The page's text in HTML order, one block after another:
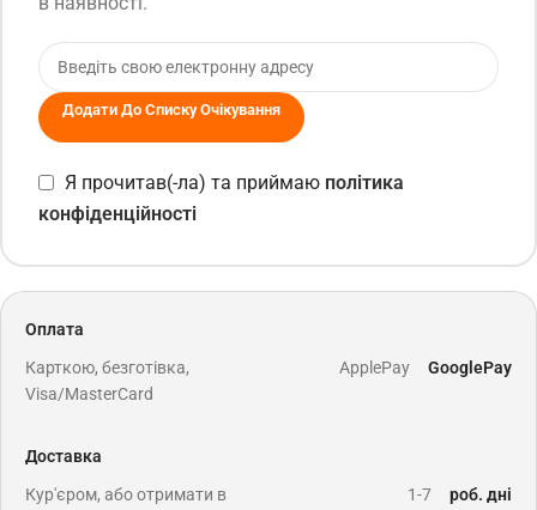
Додати До Списку Очікування
Я прочитав(-ла) та приймаю політика
конфіденційності
Оплата
Карткою, безготівка,
Visa/MasterCard
ApplePay GooglePay
Доставка
Кур'єром, або отримати в
1-7 роб. дні